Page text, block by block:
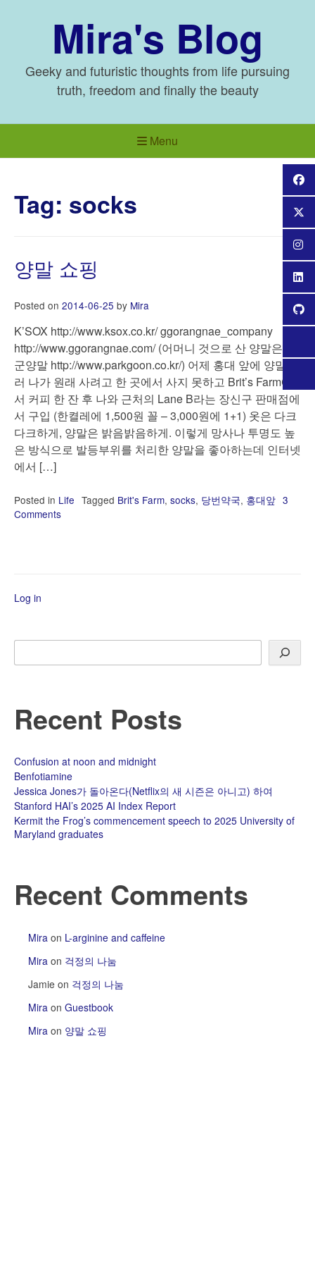
Mira's Blog
Geeky and futuristic thoughts from life pursuing
truth, freedom and finally the beauty
Menu
Tag: socks
양말 쇼핑
Posted on 2014-06-25 by Mira
K’SOX http://www.ksox.co.kr/ ggorangnae_company
http://www.ggorangnae.com/ (어머니 것으로 산 양말은 박
군양말 http://www.parkgoon.co.kr/) 어제 홍대 앞에 양말 사
러 나가 원래 사려고 한 곳에서 사지 못하고 Brit’s Farm에
서 커피 한 잔 후 나와 근처의 Lane B라는 장신구 판매점에
서 구입 (한켤레에 1,500원 꼴 – 3,000원에 1+1) 옷은 다크
다크하게, 양말은 밝음밝음하게. 이렇게 망사나 투명도 높
은 방식으로 발등부위를 처리한 양말을 좋아하는데 인터넷
에서 […]
Posted in Life Tagged Brit's Farm, socks, 당번약국, 홍대앞 3
Comments
Log in
Search
Recent Posts
Confusion at noon and midnight
Benfotiamine
Jessica Jones가 돌아온다(Netflix의 새 시즌은 아니고) 하여
Stanford HAI’s 2025 AI Index Report
Kermit the Frog’s commencement speech to 2025 University of
Maryland graduates
Recent Comments
Mira on L-arginine and caffeine
Mira on 걱정의 나눔
Jamie on 걱정의 나눔
Mira on Guestbook
Mira on 양말 쇼핑